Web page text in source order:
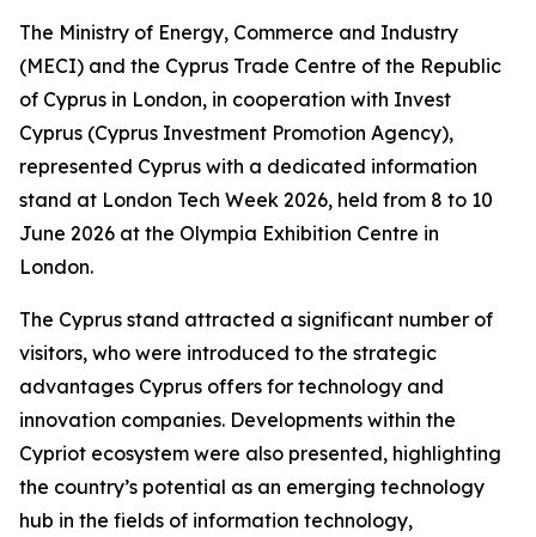
The Ministry of Energy, Commerce and Industry
(MECI) and the Cyprus Trade Centre of the Republic
of Cyprus in London, in cooperation with Invest
Cyprus (Cyprus Investment Promotion Agency),
represented Cyprus with a dedicated information
stand at London Tech Week 2026, held from 8 to 10
June 2026 at the Olympia Exhibition Centre in
London.
The Cyprus stand attracted a significant number of
visitors, who were introduced to the strategic
advantages Cyprus offers for technology and
innovation companies. Developments within the
Cypriot ecosystem were also presented, highlighting
the country’s potential as an emerging technology
hub in the fields of information technology,